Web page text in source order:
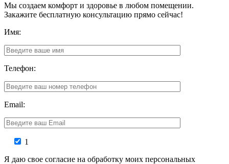
Мы создаем комфорт и здоровье в любом помещении.
Закажите бесплатную консультацию прямо сейчас!
Имя:
Телефон:
Email:
1
Я даю свое согласие на обработку моих персональных